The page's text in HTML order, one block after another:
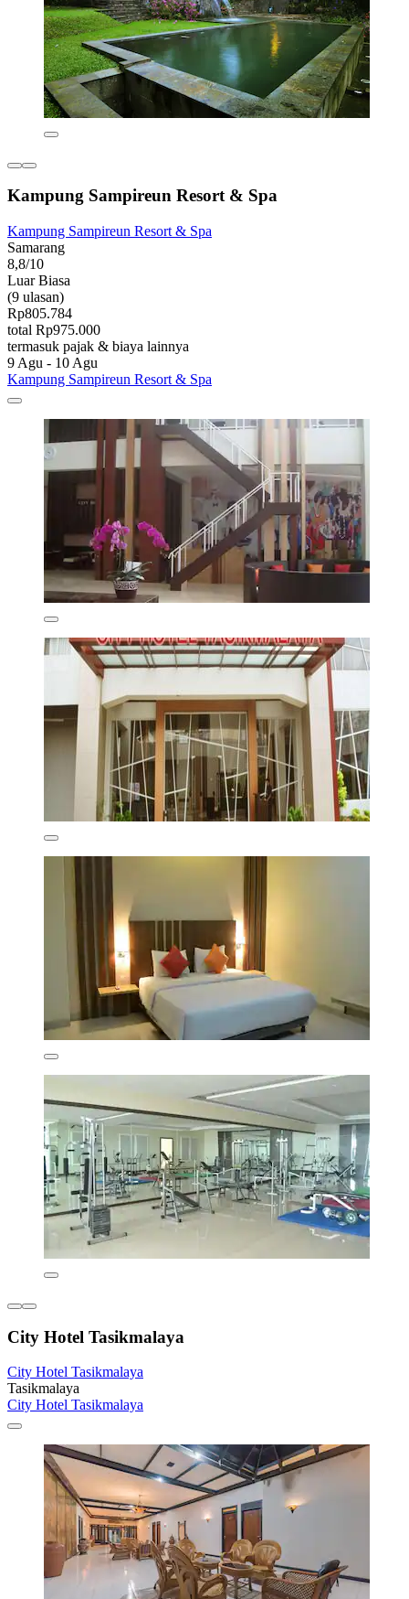
Kampung Sampireun Resort & Spa
Kampung Sampireun Resort & Spa
Samarang
8,8/10
Luar Biasa
(9 ulasan)
Rp805.784
total Rp975.000
termasuk pajak & biaya lainnya
9 Agu - 10 Agu
Kampung Sampireun Resort & Spa
City Hotel Tasikmalaya
City Hotel Tasikmalaya
Tasikmalaya
City Hotel Tasikmalaya